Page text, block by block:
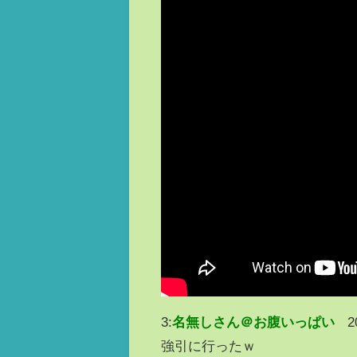
3:名無しさん＠お腹いっぱい
強引に行ったｗ